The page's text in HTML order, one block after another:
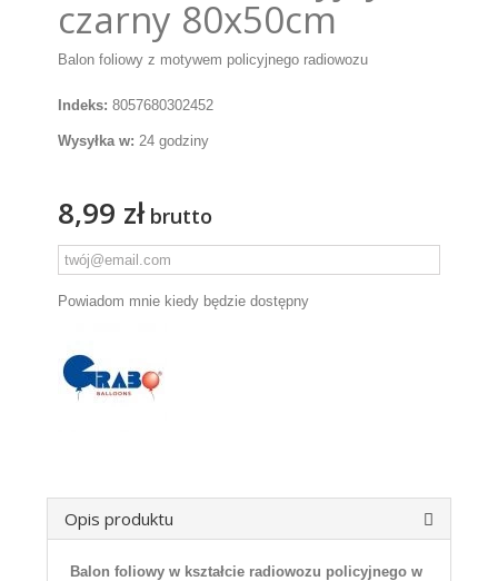
czarny 80x50cm
Balon foliowy z motywem policyjnego radiowozu
Indeks: 8057680302452
Wysyłka w: 24 godziny
8,99 złbrutto
Powiadom mnie kiedy będzie dostępny
Opis produktu
Balon foliowy w kształcie radiowozu policyjnego w